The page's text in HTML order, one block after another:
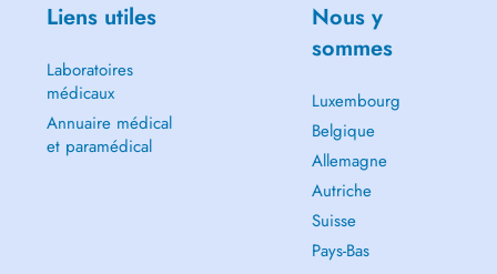
Liens utiles
Laboratoires
médicaux
Annuaire médical
et paramédical
Nous y
sommes
Luxembourg
Belgique
Allemagne
Autriche
Suisse
Pays-Bas